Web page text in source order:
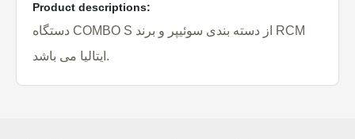
Product descriptions:
دستگاه COMBO S از دسته بندی سوئیپر و برند RCM
ایتالیا می باشد.